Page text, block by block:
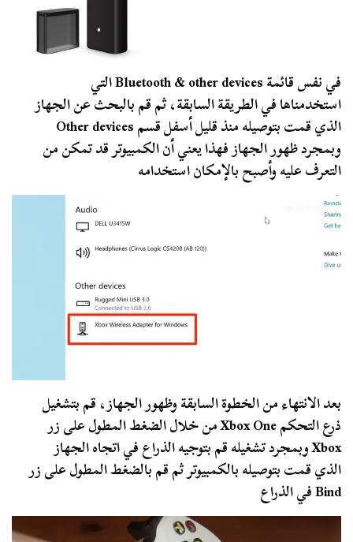
في نفس قائمة Bluetooth & other devices التي
استخدمناها في الطريقة السابقة، ثم قم بالبحث عن الجهاز
الذي قمت بتوصيله منذ قليل أسفل قسم Other devices
وبمجرد ظهور الجهاز فهذا يعني أن الكمبيوتر قد تمكن من
التعرف عليه وأصبح بالإمكان استخدامه
بعد الانتهاء من الخطوة السابقة وظهور الجهاز، قم بتشغيل
ذرع التحكم Xbox One من خلال الضغط المطول على زر
Xbox وبمجرد تشغيله قم بتوجيه الذراع في اتجاه الجهاز
الذي قمت بتوصيله بالكمبيوتر ثم قم بالضغط المطول على زر
Bind في الذراع